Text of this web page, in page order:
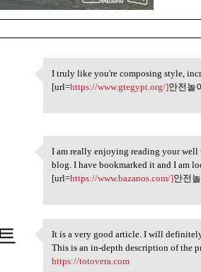
I truly like you're composing
I truly like you're composing style,
[url=https://www.gtegypt.org/]안전놀
I am really enjoying reading
I am really enjoying reading your
blog. I have bookmarked it and I am
[url=https://www.bazanos.com/]안전
It is a very good article. I
It is a very good article. I will
This is an in-depth description of the
https://totovera.com